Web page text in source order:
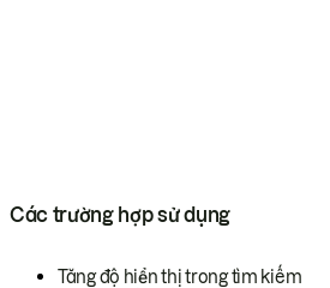
Các trường hợp sử dụng
Tăng độ hiển thị trong tìm kiếm